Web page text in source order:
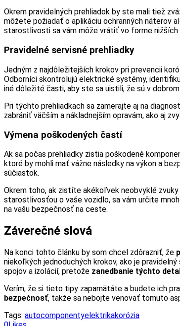
Okrem pravidelných prehliadok by ste mali tiež
môžete požiadať o aplikáciu ochranných náterov
starostlivosti sa vám môže vrátiť vo forme nižších
Pravidelné servisné prehliadky
Jedným z najdôležitejších krokov pri prevencii
Odborníci skontrolujú elektrické systémy,
iné dôležité časti, aby ste sa uistili, že sú v
Pri týchto prehliadkach sa zamerajte aj na
zabrániť väčším a nákladnejším opravám, ako aj
Výmena poškodených častí
Ak sa počas prehliadky zistia poškodené
ktoré by mohli mať vážne následky na výkon a
súčiastok.
Okrem toho, ak zistíte akékoľvek neobvyklé
starostlivosťou o vaše vozidlo, sa vám určite
na vašu bezpečnosť na ceste.
Záverečné slová
Na konci tohto článku by som chcel zdôrazniť, že
niekoľkých jednoduchých krokov, ako je
spojov a izolácií, pretože zanedbanie týchto
Verím, že si tieto tipy zapamätáte a budete ich
bezpečnosť, takže sa nebojte venovať tomuto
Tags: autocomponentyelektrikakorózia